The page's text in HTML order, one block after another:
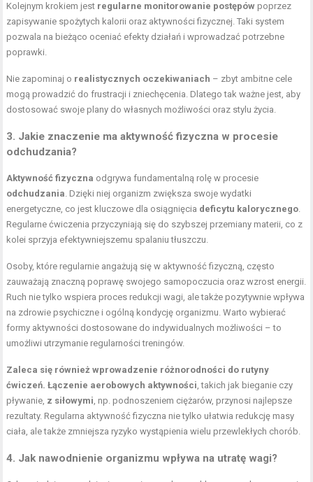
Kolejnym krokiem jest regularne monitorowanie postępów poprzez
zapisywanie spożytych kalorii oraz aktywności fizycznej. Taki system
pozwala na bieżąco oceniać efekty działań i wprowadzać potrzebne
poprawki.
Nie zapominaj o realistycznych oczekiwaniach – zbyt ambitne cele
mogą prowadzić do frustracji i zniechęcenia. Dlatego tak ważne jest, aby
dostosować swoje plany do własnych możliwości oraz stylu życia.
3. Jakie znaczenie ma aktywność fizyczna w procesie
odchudzania?
Aktywność fizyczna odgrywa fundamentalną rolę w procesie
odchudzania. Dzięki niej organizm zwiększa swoje wydatki
energetyczne, co jest kluczowe dla osiągnięcia deficytu kalorycznego.
Regularne ćwiczenia przyczyniają się do szybszej przemiany materii, co z
kolei sprzyja efektywniejszemu spalaniu tłuszczu.
Osoby, które regularnie angażują się w aktywność fizyczną, często
zauważają znaczną poprawę swojego samopoczucia oraz wzrost energii.
Ruch nie tylko wspiera proces redukcji wagi, ale także pozytywnie wpływa
na zdrowie psychiczne i ogólną kondycję organizmu. Warto wybierać
formy aktywności dostosowane do indywidualnych możliwości – to
umożliwi utrzymanie regularności treningów.
Zaleca się również wprowadzenie różnorodności do rutyny
ćwiczeń. Łączenie aerobowych aktywności, takich jak bieganie czy
pływanie, z siłowymi, np. podnoszeniem ciężarów, przynosi najlepsze
rezultaty. Regularna aktywność fizyczna nie tylko ułatwia redukcję masy
ciała, ale także zmniejsza ryzyko wystąpienia wielu przewlekłych chorób.
4. Jak nawodnienie organizmu wpływa na utratę wagi?